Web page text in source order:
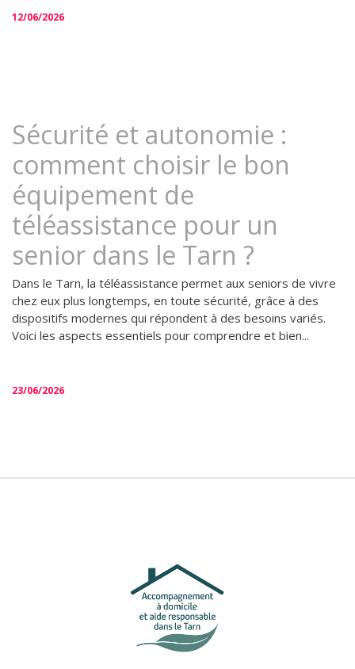
12/06/2026
Sécurité et autonomie :
comment choisir le bon
équipement de
téléassistance pour un
senior dans le Tarn ?
Dans le Tarn, la téléassistance permet aux seniors de vivre
chez eux plus longtemps, en toute sécurité, grâce à des
dispositifs modernes qui répondent à des besoins variés.
Voici les aspects essentiels pour comprendre et bien...
23/06/2026